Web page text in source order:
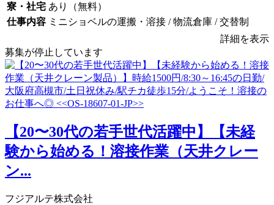
寮・社宅 あり（無料）
仕事内容 ミニショベルの運搬・溶接 / 物流倉庫 / 交替制
詳細を表示
募集が停止しています
【20〜30代の若手世代活躍中】【未経
験から始める！溶接作業（天井クレー
ン...
フジアルテ株式会社